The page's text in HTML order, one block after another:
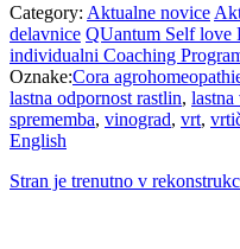
Category: Aktualne novice
delavnice QUantum Self love
individualni Coaching
Oznake:Cora
lastna odpornost rastlin, lastna
sprememba, vinograd, vrt,
English
Stran je trenutno v